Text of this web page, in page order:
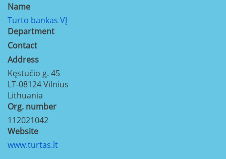
Name
Turto bankas VĮ
Department
Contact
Address
Kęstučio g. 45
LT-08124Vilnius
Lithuania
Org. number
112021042
Website
www.turtas.lt